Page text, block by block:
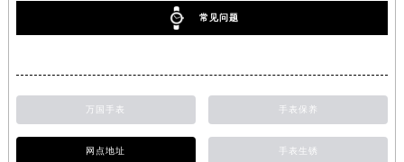
常见问题
万国手表 手表保养
网点地址 手表生锈